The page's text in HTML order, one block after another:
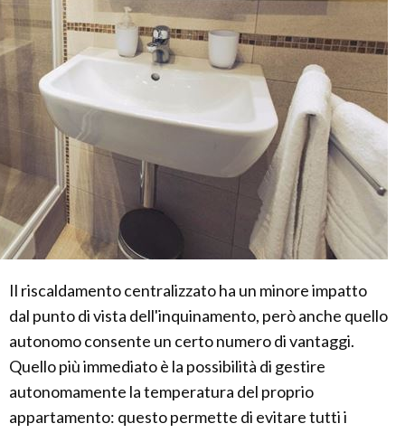
Il riscaldamento centralizzato ha un minore impatto
dal punto di vista dell'inquinamento, però anche quello
autonomo consente un certo numero di vantaggi.
Quello più immediato è la possibilità di gestire
autonomamente la temperatura del proprio
appartamento: questo permette di evitare tutti i